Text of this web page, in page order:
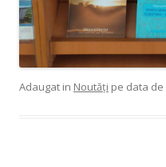
Adaugat in Noutăți pe data de